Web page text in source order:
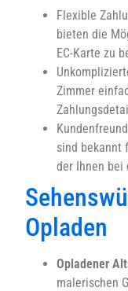
Flexible
bieten die
EC-Karte zu
Zimmer
sind bekannt
der Ihnen bei
Opladen
Opladener
malerischen